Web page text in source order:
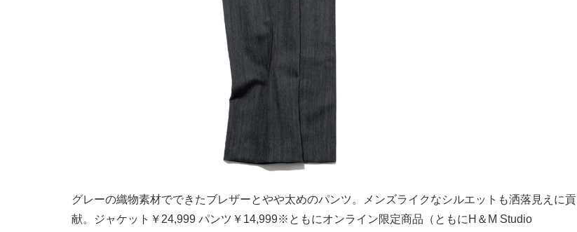
グレーの織物素材でできたブレザーとやや太めのパンツ。メンズライクなシルエットも洒落見えに貢
献。ジャケット￥24,999 パンツ￥14,999※ともにオンライン限定商品（ともにH＆M Studio